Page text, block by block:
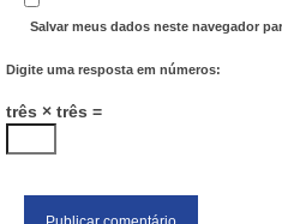
Salvar meus dados neste navegador
Digite uma resposta em números:
três × três =